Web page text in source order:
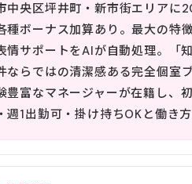
中央区坪井町・新市街エリア
種ボーナス加算あり。最大の特
情サポートをAIが自動処理。「
ならではの清潔感ある完全個室
豊富なマネージャーが在籍し、
週1出勤可・掛け持ちOKと働き